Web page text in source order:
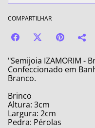
COMPARTILHAR
"Semijoia IZAMORIM -
Confeccionado em
Branco.
Brinco
Altura: 3cm
Largura: 2cm
Pedra: Pérolas